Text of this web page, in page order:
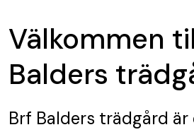
Välkommen
Balders
Brf Balders trädgård är